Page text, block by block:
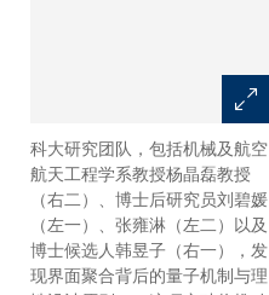
科大研究团队，包括机械及航空
航天工程学系教授杨晶磊教授
（右二）、博士后研究员刘碧媛
（左一）、张雍淋（左二）以及
博士候选人韩昱子（右一），发
现界面聚合背后的量子机制与理